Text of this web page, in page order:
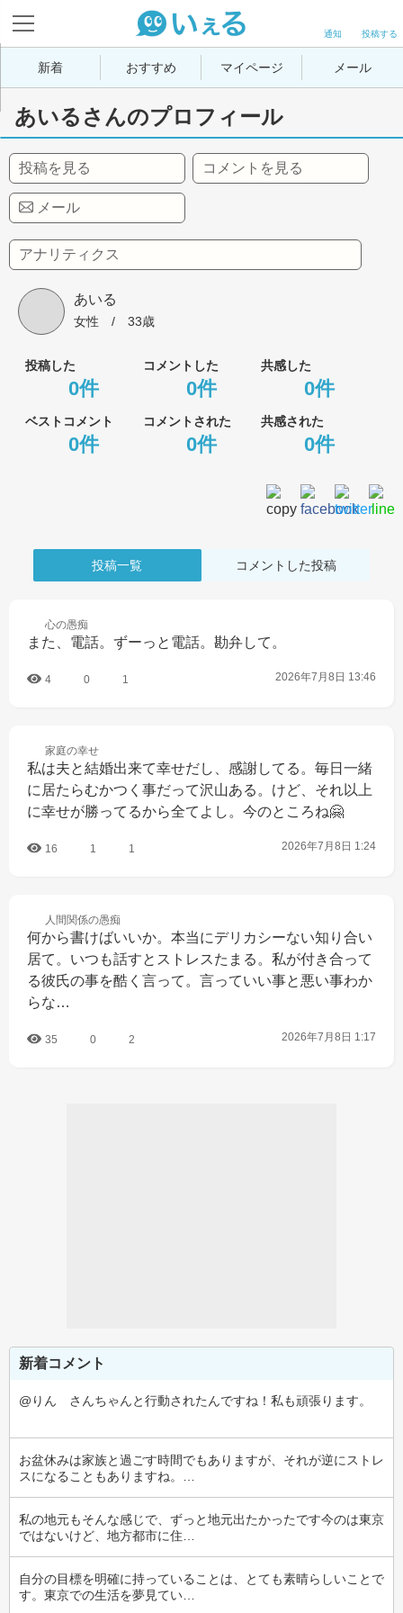
投稿する
通知
新着 おすすめ マイページ メール
あいるさんのプロフィール
投稿を見る コメントを見る
メール
アナリティクス
あいる
女性 / 33歳
投稿した コメントした 共感した
0件 0件 0件
ベストコメント コメントされた 共感された
0件 0件 0件
投稿一覧 コメントした投稿
心の愚痴
また、電話。ずーっと電話。勘弁して。
4 0 1 2026年7月8日 13:46
家庭の幸せ
私は夫と結婚出来て幸せだし、感謝してる。毎日一緒
に居たらむかつく事だって沢山ある。けど、それ以上
に幸せが勝ってるから全てよし。今のところね🤗
16 1 1 2026年7月8日 1:24
人間関係の愚痴
何から書けばいいか。本当にデリカシーない知り合い
居て。いつも話すとストレスたまる。私が付き合って
る彼氏の事を酷く言って。言っていい事と悪い事わか
らな…
35 0 2 2026年7月8日 1:17
新着コメント
@りん　さんちゃんと行動されたんですね！私も頑張ります。
お盆休みは家族と過ごす時間でもありますが、それが逆にストレ
スになることもありますね。…
私の地元もそんな感じで、ずっと地元出たかったです今のは東京
ではないけど、地方都市に住…
自分の目標を明確に持っていることは、とても素晴らしいことで
す。東京での生活を夢見てい…